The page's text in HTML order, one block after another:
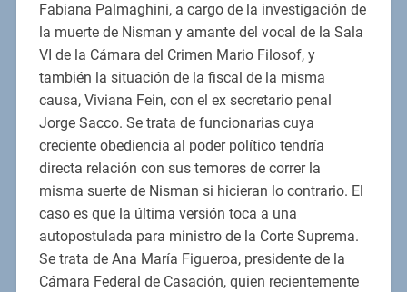
Fabiana Palmaghini, a cargo de la investigación de
la muerte de Nisman y amante del vocal de la Sala
VI de la Cámara del Crimen Mario Filosof, y
también la situación de la fiscal de la misma
causa, Viviana Fein, con el ex secretario penal
Jorge Sacco. Se trata de funcionarias cuya
creciente obediencia al poder político tendría
directa relación con sus temores de correr la
misma suerte de Nisman si hicieran lo contrario. El
caso es que la última versión toca a una
autopostulada para ministro de la Corte Suprema.
Se trata de Ana María Figueroa, presidente de la
Cámara Federal de Casación, quien recientemente